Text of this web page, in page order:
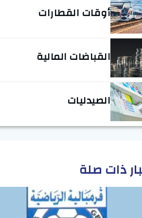
أوقات القطارات
القباضات المالية
الصيدليات
ذات صلة